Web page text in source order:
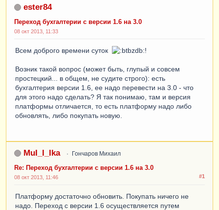
ester84
Переход бухгалтерии с версии 1.6 на 3.0
08 окт 2013, 11:33
Всем доброго времени суток !
Возник такой вопрос (может быть, глупый и совсем
простецкий... в общем, не судите строго): есть
бухгалтерия версии 1.6, ее надо перевести на 3.0 - что
для этого надо сделать? Я так понимаю, там и версия
платформы отличается, то есть платформу надо либо
обновлять, либо покупать новую.
MuI_I_Ika Гончаров Михаил
Re: Переход бухгалтерии с версии 1.6 на 3.0
#1
08 окт 2013, 11:46
Платформу достаточно обновить. Покупать ничего не
надо. Переход с версии 1.6 осуществляется путем